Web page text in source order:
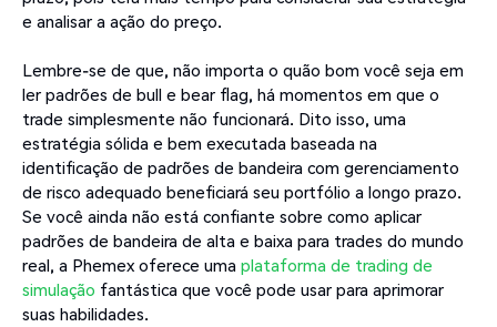
e analisar a ação do preço.
Lembre-se de que, não importa o quão bom você seja em
ler padrões de bull e bear flag, há momentos em que o
trade simplesmente não funcionará. Dito isso, uma
estratégia sólida e bem executada baseada na
identificação de padrões de bandeira com gerenciamento
de risco adequado beneficiará seu portfólio a longo prazo.
Se você ainda não está confiante sobre como aplicar
padrões de bandeira de alta e baixa para trades do mundo
real, a Phemex oferece uma plataforma de trading de
simulação fantástica que você pode usar para aprimorar
suas habilidades.